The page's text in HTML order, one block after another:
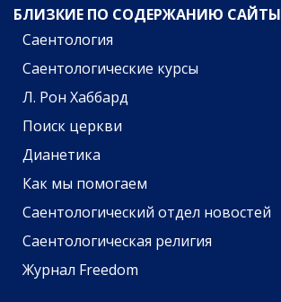
БЛИЗКИЕ ПО СОДЕРЖАНИЮ САЙТЫ
Саентология
Саентологические курсы
Л. Рон Хаббард
Поиск церкви
Дианетика
Как мы помогаем
Саентологический отдел новостей
Саентологическая религия
Журнал Freedom